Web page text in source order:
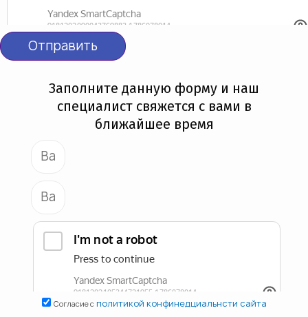
Отправить
Заполните данную форму и наш
специалист свяжется с вами в
ближайшее время
Согласие с политикой конфинедциальнсти сайта